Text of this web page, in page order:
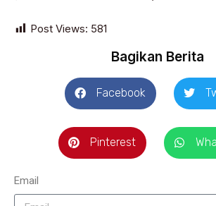
Post Views: 581
Bagikan Berita
Facebook
Pinterest
Email